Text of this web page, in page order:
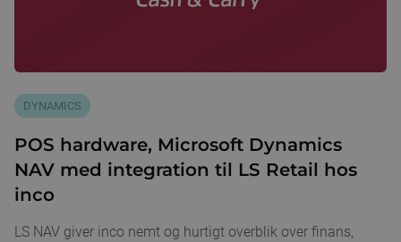
DYNAMICS
POS hardware, Microsoft Dynamics
NAV med integration til LS Retail hos
inco
LS NAV giver inco nemt og hurtigt overblik over finans,